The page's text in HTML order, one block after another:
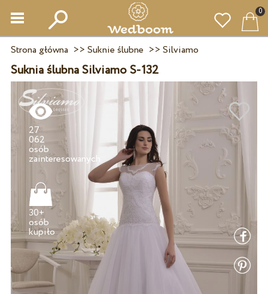
0
Strona główna >> Suknie ślubne >> Silviamo
Suknia ślubna Silviamo S-132
27
062
osób
30+
osób
kupiło